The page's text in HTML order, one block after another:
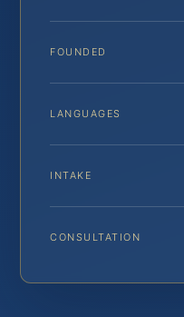
FOUNDED
LANGUAGES
INTAKE
CONSULTATION